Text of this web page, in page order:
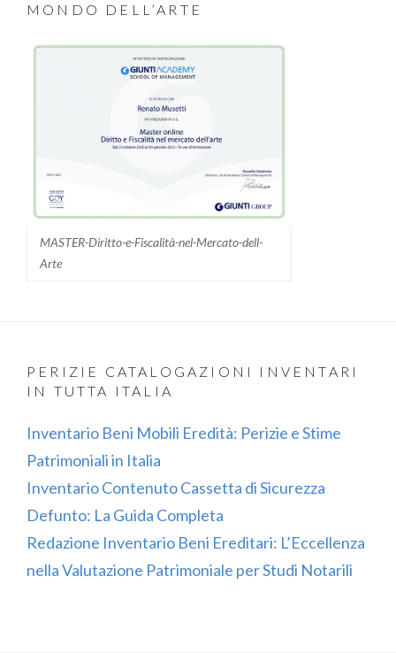
MONDO DELL’ARTE
MASTER-Diritto-e-Fiscalità-nel-Mercato-dell-
Arte
PERIZIE CATALOGAZIONI INVENTARI
IN TUTTA ITALIA
Inventario Beni Mobili Eredità: Perizie e Stime
Patrimoniali in Italia
Inventario Contenuto Cassetta di Sicurezza
Defunto: La Guida Completa
Redazione Inventario Beni Ereditari: L’Eccellenza
nella Valutazione Patrimoniale per Studi Notarili